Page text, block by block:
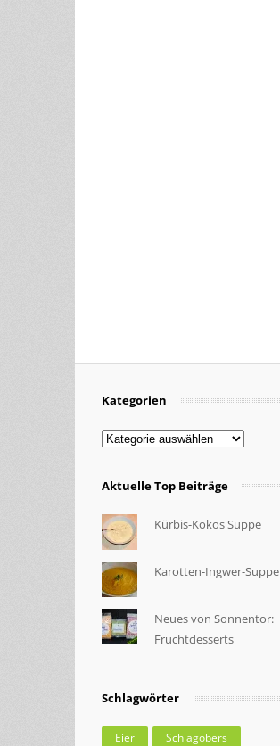
Kategorien
Kategorien
Aktuelle Top Beiträge
Kürbis-Kokos Suppe
Karotten-Ingwer-Suppe
Neues von Sonnentor:
Fruchtdesserts
Schlagwörter
Eier
Schlagobers